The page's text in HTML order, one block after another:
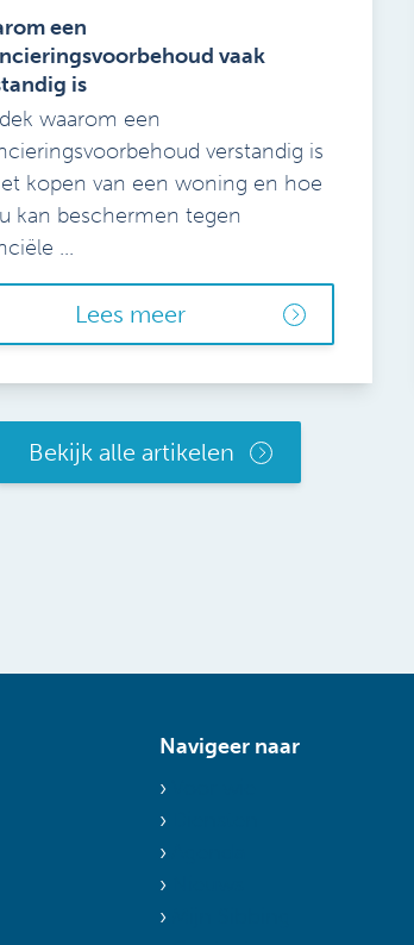
een
vaak
is
waarom een
verstandig is
kopen van een woning en hoe
kan beschermen tegen
...
Lees meer
Bekijk alle artikelen
Navigeer naar